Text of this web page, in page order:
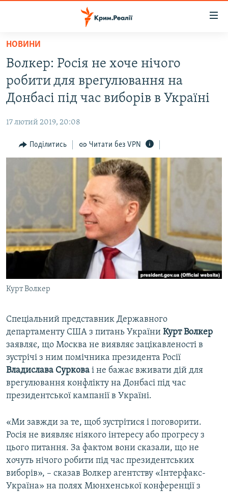
Перейти
основного
матеріалу
Перейти
до
основної
Перейти
до
ВОДА.КРИМ
ВІДЕО ТА ФОТО
БЛОГИ
ПОГЛЯД
ВІДЕОУРОКИ «ELIFBE»
СВІДЧЕННЯ ОКУПАЦІЇ
УКРАЇНСЬКА ПРОБЛЕМА КРИМУ
ІНФОГРАФІКА
ЯК ОБІЙТИ БЛОКУВАННЯ
Русский
Qırımtatar
ДОЛУЧАЙСЯ!
Усі сайти RFE/RL
НОВИНИ
Волкер: Росія не хоче нічого
робити для врегулювання на
Донбасі під час виборів в Україні
17 лютий 2019, 20:08
Поділитись Читати без VPN
Курт Волкер
Спеціальний представник Державного
департаменту США з питань України Курт Волкер
заявляє, що Москва не виявляє зацікавленості в
зустрічі з ним помічника президента Росії
Владислава Суркова і не бажає вживати дій для
врегулювання конфлікту на Донбасі під час
президентської кампанії в Україні.
«Ми завжди за те, щоб зустрітися і поговорити.
Росія не виявляє ніякого інтересу або прогресу з
цього питання. За фактом вони сказали, що не
хочуть нічого робити під час президентських
виборів», – сказав Волкер агентству «Інтерфакс-
Україна» на полях Мюнхенської конференції з